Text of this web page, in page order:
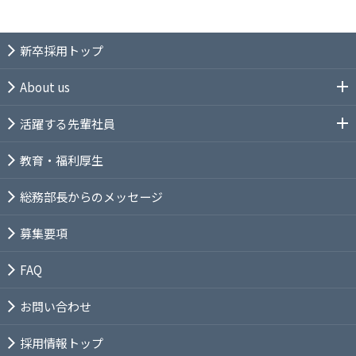
新卒採用トップ
About us
活躍する先輩社員
教育・福利厚生
総務部長からのメッセージ
募集要項
FAQ
お問い合わせ
採用情報トップ